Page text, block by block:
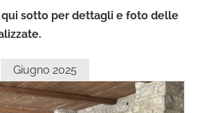
qui sotto per dettagli e foto delle
Giugno 2025